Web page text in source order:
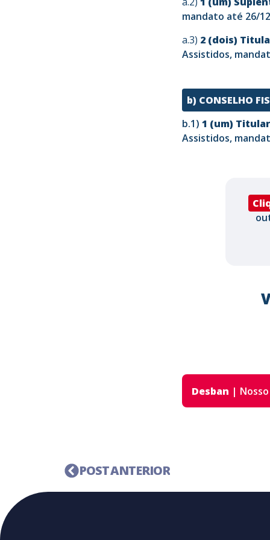
mandato até 26/
a.3) 2 (dois)
Assistidos,
b) CONSELHO
b.1) 1 (um)
Assistidos,
Desban |
POST ANTERIOR